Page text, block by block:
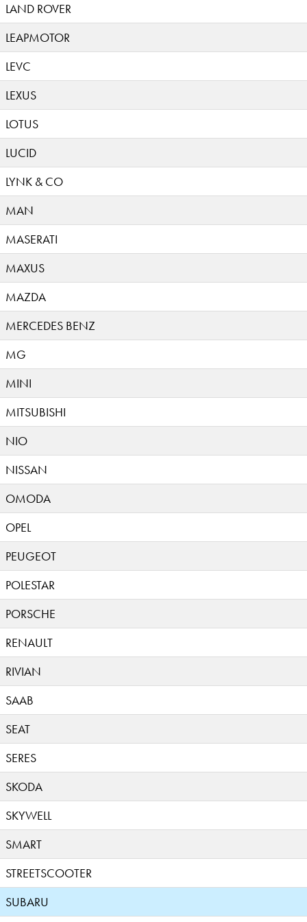
LAND ROVER
LEAPMOTOR
LEVC
LEXUS
LOTUS
LUCID
LYNK & CO
MAN
MASERATI
MAXUS
MAZDA
MERCEDES BENZ
MG
MINI
MITSUBISHI
NIO
NISSAN
OMODA
OPEL
PEUGEOT
POLESTAR
PORSCHE
RENAULT
RIVIAN
SAAB
SEAT
SERES
SKODA
SKYWELL
SMART
STREETSCOOTER
SUBARU